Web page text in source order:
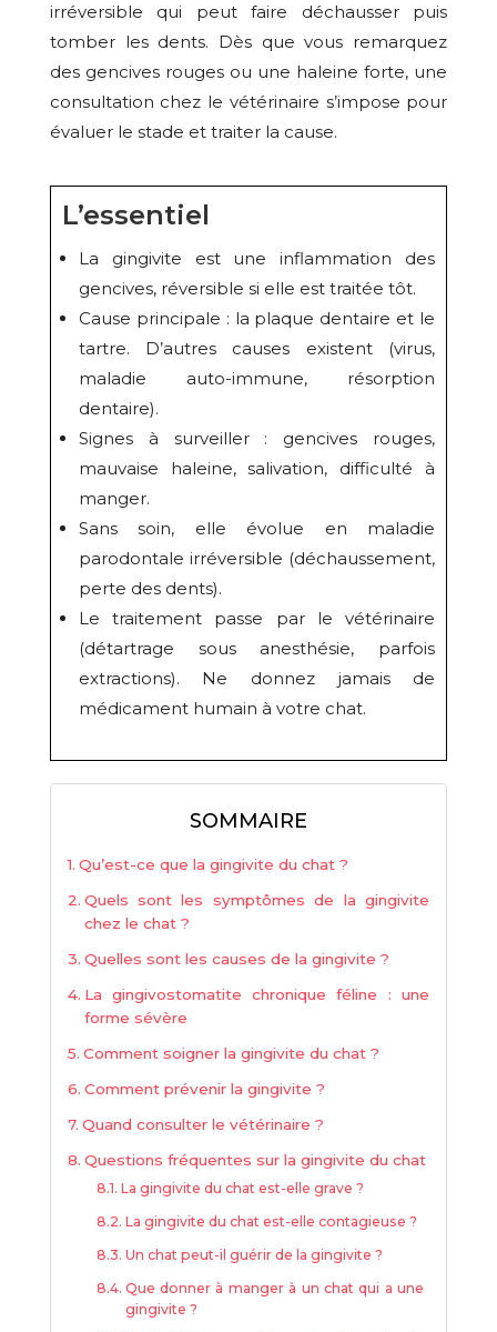
irréversible qui peut faire déchausser puis
tomber les dents. Dès que vous remarquez
des gencives rouges ou une haleine forte, une
consultation chez le vétérinaire s’impose pour
évaluer le stade et traiter la cause.
L’essentiel
La gingivite est une inflammation des
gencives, réversible si elle est traitée tôt.
Cause principale : la plaque dentaire et le
tartre. D’autres causes existent (virus,
maladie auto-immune, résorption
dentaire).
Signes à surveiller : gencives rouges,
mauvaise haleine, salivation, difficulté à
manger.
Sans soin, elle évolue en maladie
parodontale irréversible (déchaussement,
perte des dents).
Le traitement passe par le vétérinaire
(détartrage sous anesthésie, parfois
extractions). Ne donnez jamais de
médicament humain à votre chat.
SOMMAIRE
Qu’est-ce que la gingivite du chat ?
Quels sont les symptômes de la gingivite
chez le chat ?
Quelles sont les causes de la gingivite ?
La gingivostomatite chronique féline : une
forme sévère
Comment soigner la gingivite du chat ?
Comment prévenir la gingivite ?
Quand consulter le vétérinaire ?
Questions fréquentes sur la gingivite du chat
La gingivite du chat est-elle grave ?
La gingivite du chat est-elle contagieuse ?
Un chat peut-il guérir de la gingivite ?
Que donner à manger à un chat qui a une
gingivite ?